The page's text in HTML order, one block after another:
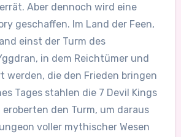
Aber dennoch wird eine
geschaffen. Im Land der Feen,
einst der Turm des
in dem Reichtümer und
werden, die den Frieden bringen
Tages stahlen die 7 Devil Kings
den Turm, um daraus
voller mythischer Wesen